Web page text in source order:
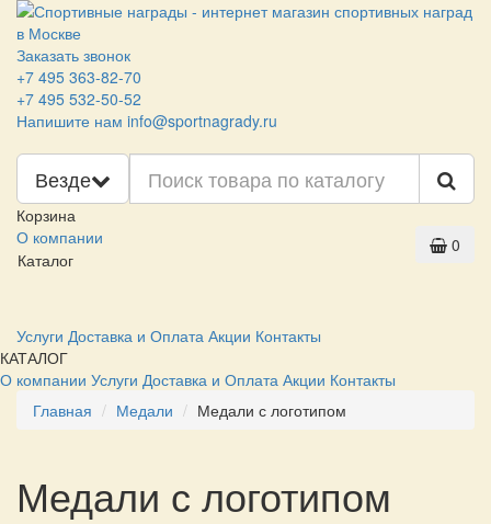
Заказать звонок
+7 495 363-82-70
+7 495 532-50-52
Напишите нам info@sportnagrady.ru
Везде
Корзина
0
О компании
Каталог
Услуги Доставка и Оплата Акции Контакты
КАТАЛОГ
О компании Услуги Доставка и Оплата Акции Контакты
Главная
Медали Медали с логотипом
Медали с логотипом